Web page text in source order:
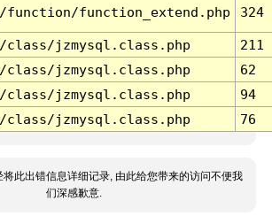
function/function_extend.php 324
class/jzmysql.class.php
211
class/jzmysql.class.php
62
class/jzmysql.class.php
94
class/jzmysql.class.php 76
将此出错信息详细记录, 由此给您带来的访问不便我
们深感歉意.